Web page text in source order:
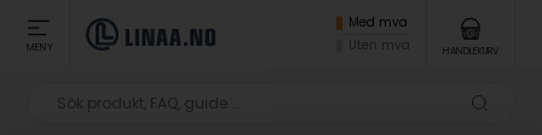
MENY
Med mva
Uten mva
HANDLEKURV